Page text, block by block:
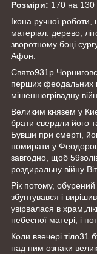
Розміри: 170 на
Ікона ручної
матеріал: дерево,
зворотному боці
Афон.
Свято931р
перших феодальних
мішеннюгрівадну
Великим князем у
брати свердли його
Бувши при смерті,
помирати у
завгодно, щоб
роздиральну війну
Рік потому, обурений
збунтувався і
увірвалася в
небесної матері, і
Коли ввечері тіло31
над ним ознаки